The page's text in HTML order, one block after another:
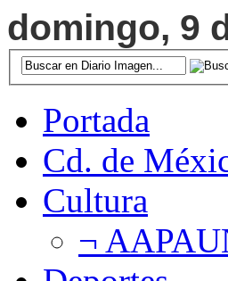
domingo, 9
Portada
Cd. de
Cultura
¬